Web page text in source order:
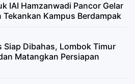
IAI Hamzanwadi Pancor Gelar
Kampus Berdampak
Siap Dibahas, Lombok Timur
Matangkan Persiapan